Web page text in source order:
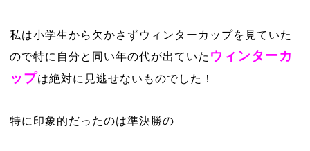
私は小学生から欠かさずウィンターカップを見ていた
ので特に自分と同い年の代が出ていた ウィンターカ
ップは絶対に見逃せないものでした！
特に印象的だったのは準決勝の